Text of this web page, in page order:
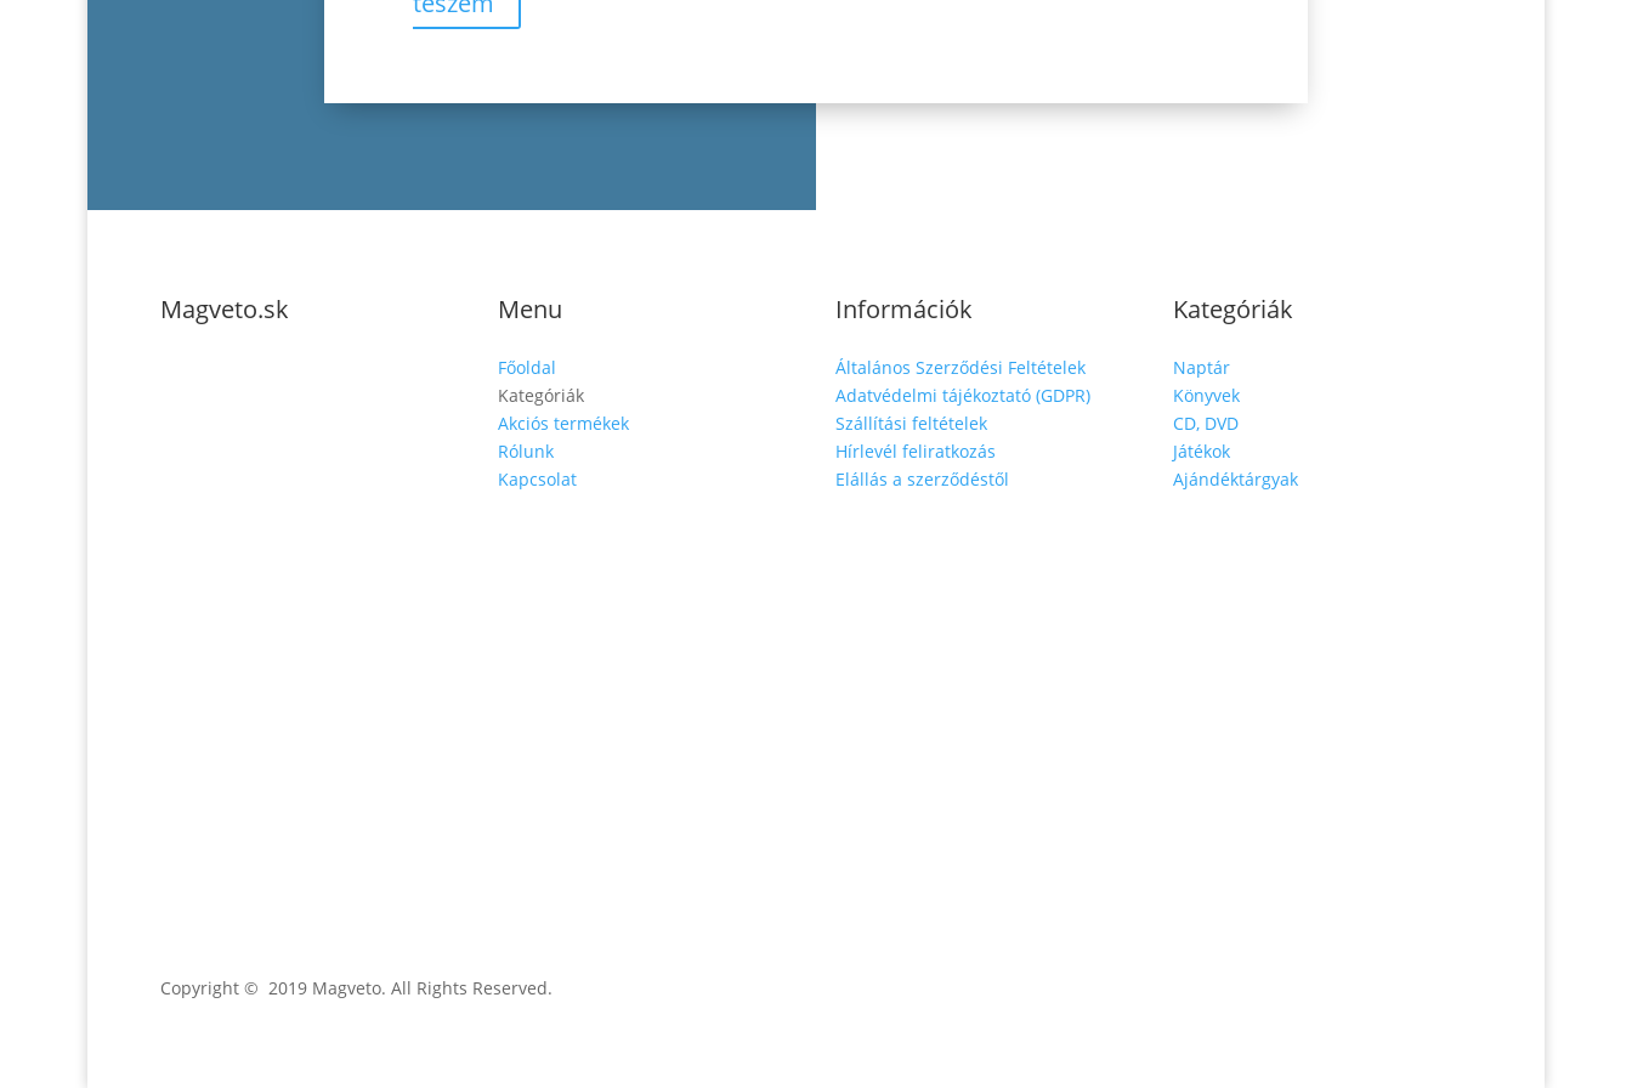
Magveto.sk Menu
Főoldal
Kategóriák
Akciós termékek
Rólunk
Kapcsolat
Információk
Általános Szerződési Feltételek
Adatvédelmi tájékoztató (GDPR)
Szállítási feltételek
Hírlevél feliratkozás
Elállás a szerződéstől
Kategóriák
Naptár
Könyvek
CD, DVD
Játékok
Ajándéktárgyak
Copyright © 2019 Magveto. All Rights Reserved.